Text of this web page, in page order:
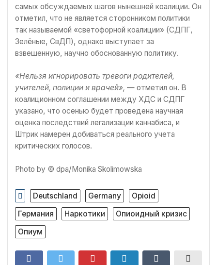
самых обсуждаемых шагов нынешней коалиции. Он
отметил, что не является сторонником политики
так называемой «светофорной коалиции» (СДПГ,
Зелёные, СвДП), однако выступает за
взвешенную, научно обоснованную политику.
«Нельзя игнорировать тревоги родителей,
учителей, полиции и врачей», — отметил он. В
коалиционном соглашении между ХДС и СДПГ
указано, что осенью будет проведена научная
оценка последствий легализации каннабиса, и
Штрик намерен добиваться реального учета
критических голосов.
Photo by © dpa/Monika Skolimowska
Deutschland Germany
Opioid
Германия
Наркотики
Опиоидный кризис
Опиум